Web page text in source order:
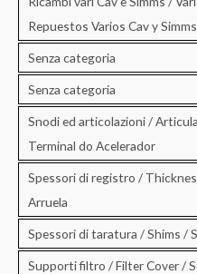
Repuestos Varios Cav y
Senza categoria
Senza categoria
Snodi ed articolazioni /
Terminal do Acelerador
Spessori di registro /
Arruela
Spessori di taratura / Shims /
Supporti filtro / Filter Cover /